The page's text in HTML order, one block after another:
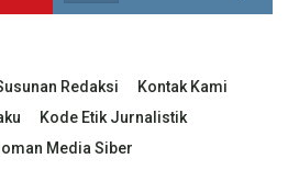
Redaksi
Kontak Kami
Kode Etik Jurnalistik
Media Siber